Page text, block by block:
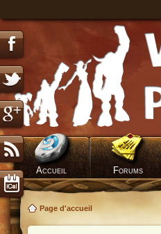
Accueil Forums
Page d'accueil